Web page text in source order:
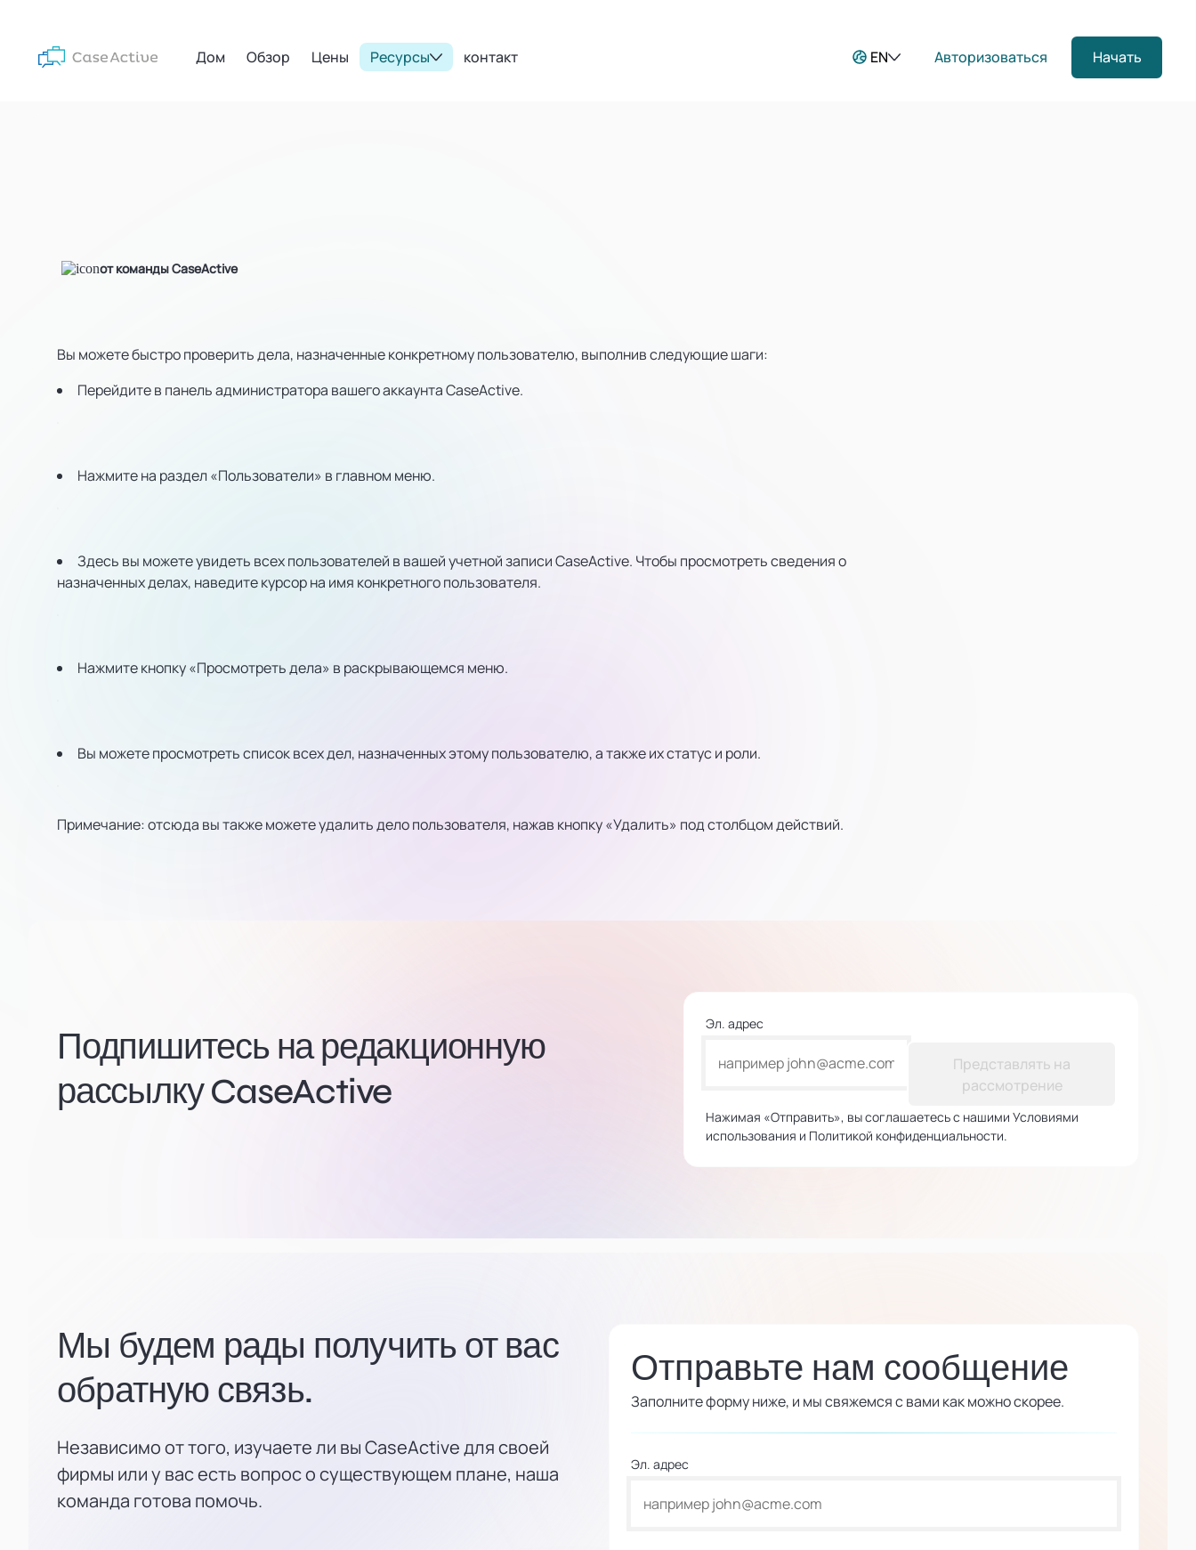
Дом Обзор Цены Ресурсы контакт EN Авторизоваться Начать
от команды CaseActive
Вы можете быстро проверить дела, назначенные конкретному пользователю, выполнив следующие шаги:
Перейдите в панель администратора вашего аккаунта CaseActive.
Нажмите на раздел «Пользователи» в главном меню.
Здесь вы можете увидеть всех пользователей в вашей учетной записи CaseActive. Чтобы просмотреть сведения о
назначенных делах, наведите курсор на имя конкретного пользователя.
Нажмите кнопку «Просмотреть дела» в раскрывающемся меню.
Вы можете просмотреть список всех дел, назначенных этому пользователю, а также их статус и роли.
Примечание: отсюда вы также можете удалить дело пользователя, нажав кнопку «Удалить» под столбцом действий.
Подпишитесь на редакционную
рассылку CaseActive
Эл. адрес
Представлять на
рассмотрение
Нажимая «Отправить», вы соглашаетесь с нашими Условиями
использования и Политикой конфиденциальности.
Мы будем рады получить от вас
обратную связь.
Независимо от того, изучаете ли вы CaseActive для своей
фирмы или у вас есть вопрос о существующем плане, наша
команда готова помочь.
Отправьте нам сообщение
Заполните форму ниже, и мы свяжемся с вами как можно скорее.
Эл. адрес